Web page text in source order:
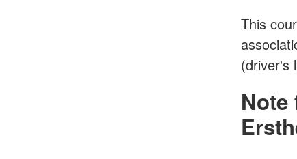
This
(driver's